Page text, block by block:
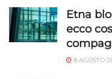
Etna
ecco
8 AGOSTO